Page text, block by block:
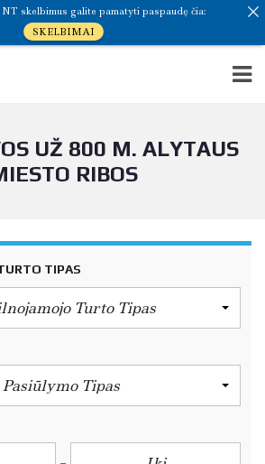
UŽ 800 M. ALYTAUS
RIBOS
TIPAS
Turto Tipas
Pasiūlymo Tipas
skelbimus galite pamatyti paspaudę čia:
SKELBIMAI